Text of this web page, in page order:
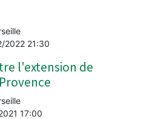
2022 21:30
l'extension de
17:00